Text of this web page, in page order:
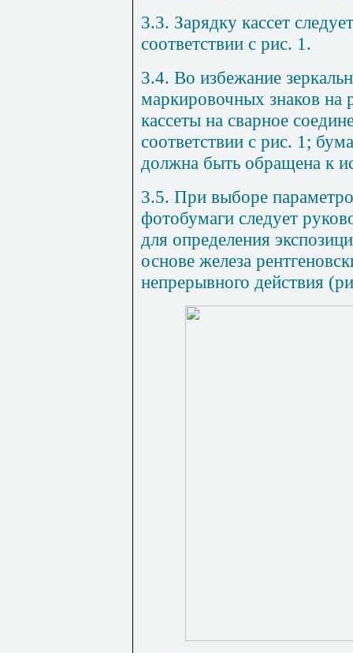
3.3. Зарядку кассет
соответствии с рис. 1.
3.4. Во избежание
маркировочных знаков на
кассеты на сварное
соответствии с рис. 1;
должна быть обращена к
3.5. При выборе
фотобумаги следует
для определения
основе железа
непрерывного действия